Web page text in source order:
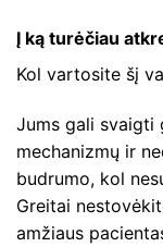
Į ką turėčiau
Kol vartosite šį
Jums gali svaigti
mechanizmų ir
budrumo, kol
Greitai
amžiaus